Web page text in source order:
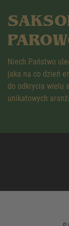
Niech Państwo
jaka na co dzień
do odkrycia wielu
unikatowych